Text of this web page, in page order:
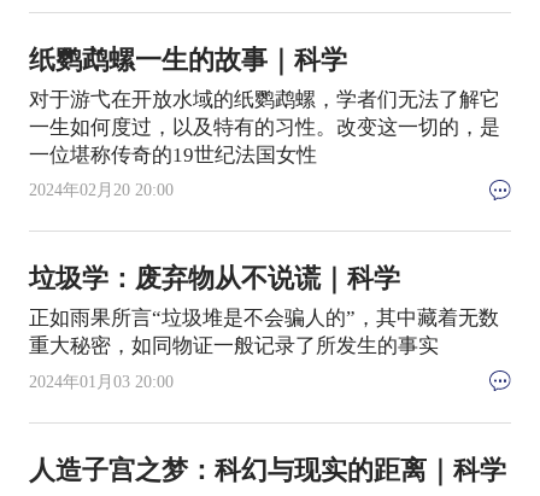
纸鹦鹉螺一生的故事｜科学
对于游弋在开放水域的纸鹦鹉螺，学者们无法了解它
一生如何度过，以及特有的习性。改变这一切的，是
一位堪称传奇的19世纪法国女性
2024年02月20 20:00
垃圾学：废弃物从不说谎｜科学
正如雨果所言“垃圾堆是不会骗人的”，其中藏着无数
重大秘密，如同物证一般记录了所发生的事实
2024年01月03 20:00
人造子宫之梦：科幻与现实的距离｜科学